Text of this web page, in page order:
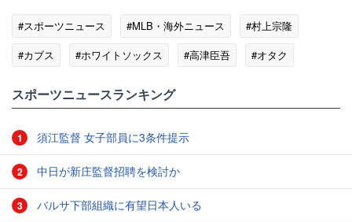
#スポーツニュース #MLB・海外ニュース
#村上宗隆
#カブス
#ホワイトソックス #高津臣吾
#オタク
スポーツニュースランキング
1 須江監督 女子部員に3条件提示
2 中日が新庄監督招聘を検討か
3 バルサ下部組織に有望日本人いる